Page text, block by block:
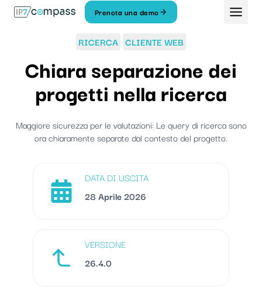
Prenota una demo
RICERCA CLIENTE WEB
Chiara separazione dei
progetti nella ricerca
Maggiore sicurezza per le valutazioni: Le query di ricerca sono
ora chiaramente separate dal contesto del progetto.
DATA DI USCITA
28 Aprile 2026
VERSIONE
26.4.0